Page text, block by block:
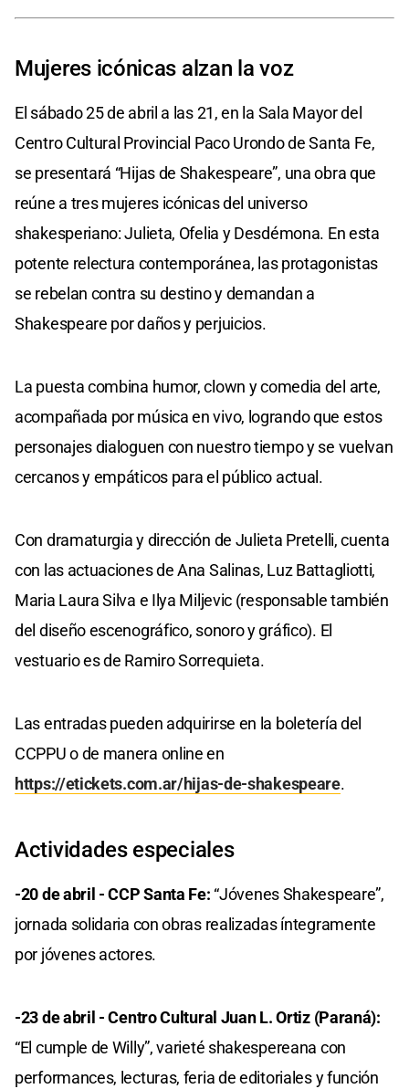
Mujeres icónicas alzan la voz
El sábado 25 de abril a las 21, en la Sala Mayor del
Centro Cultural Provincial Paco Urondo de Santa Fe,
se presentará “Hijas de Shakespeare”, una obra que
reúne a tres mujeres icónicas del universo
shakesperiano: Julieta, Ofelia y Desdémona. En esta
potente relectura contemporánea, las protagonistas
se rebelan contra su destino y demandan a
Shakespeare por daños y perjuicios.
La puesta combina humor, clown y comedia del arte,
acompañada por música en vivo, logrando que estos
personajes dialoguen con nuestro tiempo y se vuelvan
cercanos y empáticos para el público actual.
Con dramaturgia y dirección de Julieta Pretelli, cuenta
con las actuaciones de Ana Salinas, Luz Battagliotti,
Maria Laura Silva e Ilya Miljevic (responsable también
del diseño escenográfico, sonoro y gráfico). El
vestuario es de Ramiro Sorrequieta.
Las entradas pueden adquirirse en la boletería del
CCPPU o de manera online en
https://etickets.com.ar/hijas-de-shakespeare.
Actividades especiales
-20 de abril - CCP Santa Fe: “Jóvenes Shakespeare”,
jornada solidaria con obras realizadas íntegramente
por jóvenes actores.
-23 de abril - Centro Cultural Juan L. Ortiz (Paraná):
“El cumple de Willy”, varieté shakespereana con
performances, lecturas, feria de editoriales y función